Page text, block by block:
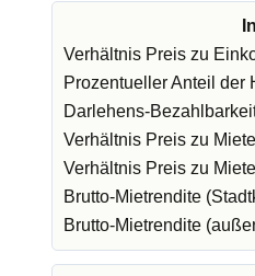
Verhältnis Preis zu
Prozentueller Anteil der
Darlehens-
Verhältnis Preis zu
Verhältnis Preis zu
Brutto-Mietrendite
Brutto-Mietrendite